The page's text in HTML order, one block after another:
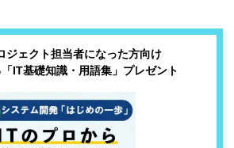
ジェクト担当者になった方向け
IT基礎知識・用語集」プレゼント